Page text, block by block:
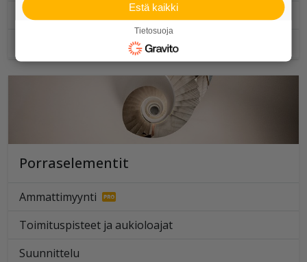
Ammattimyynti
Toimituspisteet ja aukioloajat
Porraselementit
Ammattimyynti
Toimituspisteet ja aukioloajat
Suunnittelu
Estä kaikki
Tietosuoja